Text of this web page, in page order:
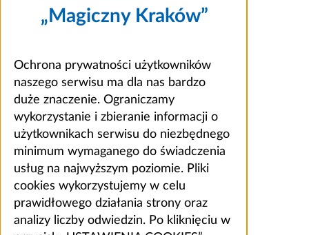
„Magiczny Kraków”
Ochrona prywatności użytkowników
naszego serwisu ma dla nas bardzo
duże znaczenie. Ograniczamy
wykorzystanie i zbieranie informacji o
użytkownikach serwisu do niezbędnego
minimum wymaganego do świadczenia
usług na najwyższym poziomie. Pliki
cookies wykorzystujemy w celu
prawidłowego działania strony oraz
analizy liczby odwiedzin. Po kliknięciu w